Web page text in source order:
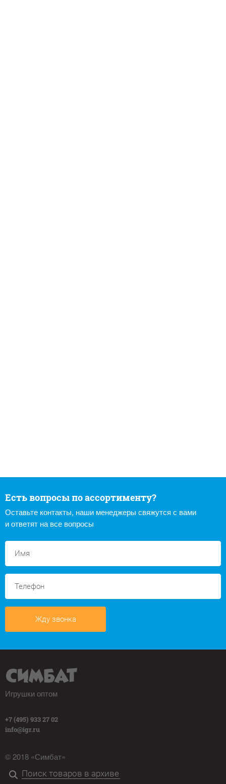
Есть вопросы по ассортименту?
Оставьте контакты, наши менеджеры свяжутся с вами
и ответят на все вопросы
Жду звонка
Игрушки оптом
+7 (495) 933 27 02
info@igr.ru
© 2018 «Симбат»